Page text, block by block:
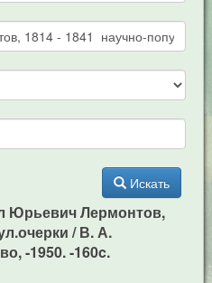
Искать
Юрьевич Лермонтов,
/ В. А.
-1950. -160c.